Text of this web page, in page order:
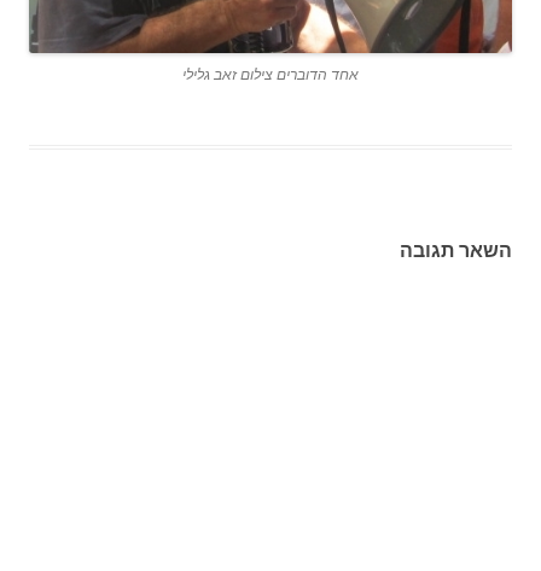
אחד הדוברים צילום זאב גלילי
השאר תגובה